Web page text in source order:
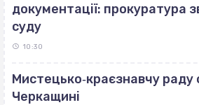
документації: прокуратура
суду
10:30
Мистецько‐краєзнавчу раду
Черкащині